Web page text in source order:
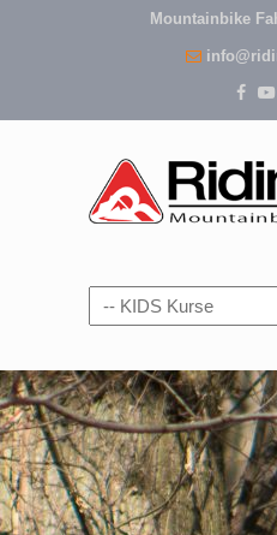
Mountainbike
Navigation